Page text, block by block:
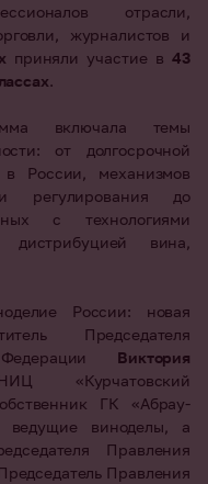
отрасли,
журналистов и
приняли участие в43
.
включала темы
от долгосрочной
России, механизмов
регулирования до
с технологиями
дистрибуцией вина,
России: новая
Председателя
Федерации Виктория
«Курчатовский
ГК «Абрау-
ведущие виноделы, а
Правления
Правления